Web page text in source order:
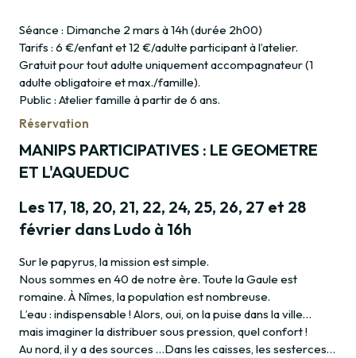
Séance : Dimanche 2 mars à 14h (durée 2h00)
Tarifs : 6 €/enfant et 12 €/adulte participant à l’atelier.
Gratuit pour tout adulte uniquement accompagnateur (1
adulte obligatoire et max./famille).
Public : Atelier famille à partir de 6 ans.
Réservation
MANIPS PARTICIPATIVES : LE GEOMETRE
ET L'AQUEDUC
Les 17, 18, 20, 21, 22, 24, 25, 26, 27 et 28
février dans Ludo à 16h
Sur le papyrus, la mission est simple.
Nous sommes en 40 de notre ère. Toute la Gaule est
romaine. À Nîmes, la population est nombreuse.
L’eau : indispensable ! Alors, oui, on la puise dans la ville…
mais imaginer la distribuer sous pression, quel confort !
Au nord, il y a des sources …Dans les caisses, les sesterces…